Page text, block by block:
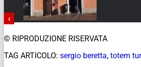
‹
© RIPRODUZIONE RISERVATA
TAG ARTICOLO: sergio beretta, totem